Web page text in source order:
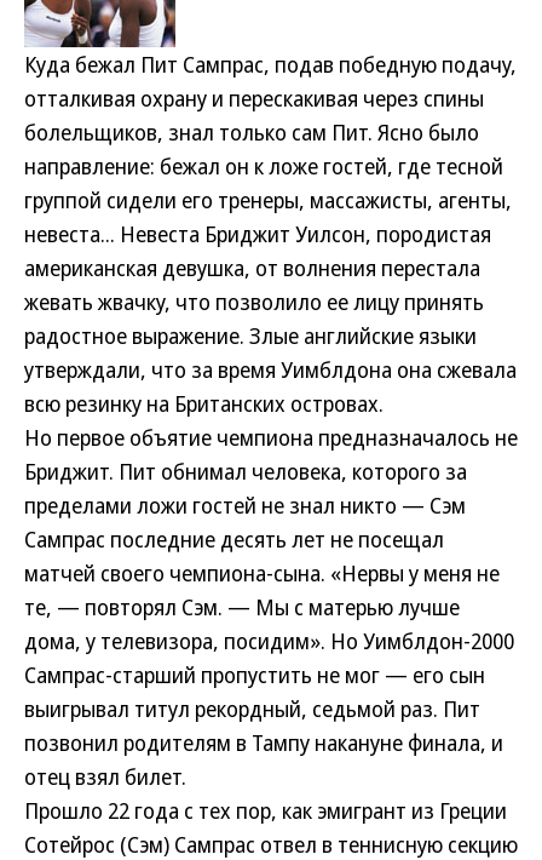
Куда бежал Пит Сампрас, подав победную подачу,
отталкивая охрану и перескакивая через спины
болельщиков, знал только сам Пит. Ясно было
направление: бежал он к ложе гостей, где тесной
группой сидели его тренеры, массажисты, агенты,
невеста... Невеста Бриджит Уилсон, породистая
американская девушка, от волнения перестала
жевать жвачку, что позволило ее лицу принять
радостное выражение. Злые английские языки
утверждали, что за время Уимблдона она сжевала
всю резинку на Британских островах.
Но первое объятие чемпиона предназначалось не
Бриджит. Пит обнимал человека, которого за
пределами ложи гостей не знал никто — Сэм
Сампрас последние десять лет не посещал
матчей своего чемпиона-сына. «Нервы у меня не
те, — повторял Сэм. — Мы с матерью лучше
дома, у телевизора, посидим». Но Уимблдон-2000
Сампрас-старший пропустить не мог — его сын
выигрывал титул рекордный, седьмой раз. Пит
позвонил родителям в Тампу накануне финала, и
отец взял билет.
Прошло 22 года с тех пор, как эмигрант из Греции
Сотейрос (Сэм) Сампрас отвел в теннисную секцию